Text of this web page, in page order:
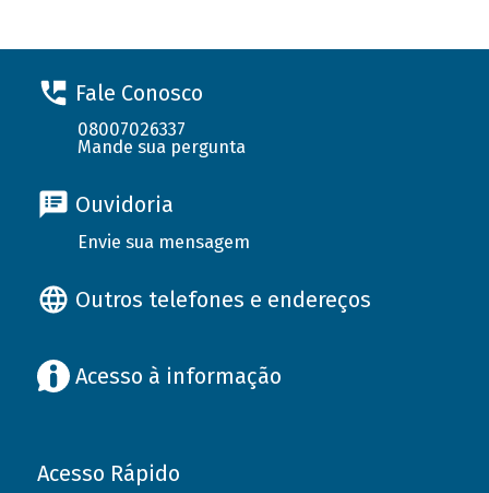
Fale Conosco
08007026337
Mande sua pergunta
Ouvidoria
Envie sua mensagem
Outros telefones e endereços
Acesso à informação
Acesso Rápido